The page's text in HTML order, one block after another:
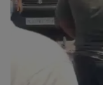
રાષ્ટ્રીય